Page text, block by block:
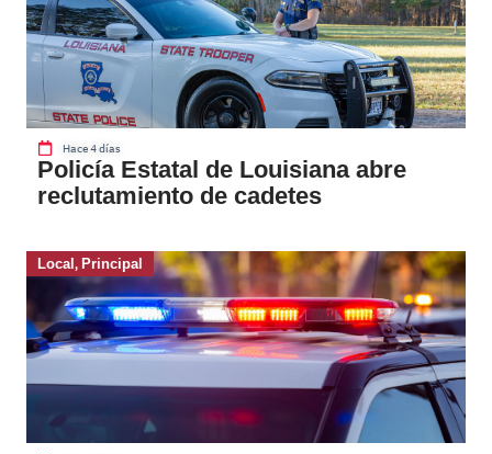
Hace 4 días
Policía Estatal de Louisiana abre
reclutamiento de cadetes
Local, Principal